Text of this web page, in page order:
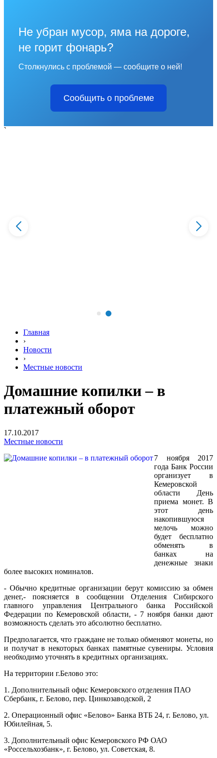
Не убран мусор, яма на дороге,
не горит фонарь?
Столкнулись с проблемой — сообщите о ней!
Сообщить о проблеме
`
Главная
›
Новости
›
Местные новости
Домашние копилки – в
платежный оборот
17.10.2017
Местные новости
7 ноября 2017
года Банк России
организует в
Кемеровской
области День
приема монет. В
этот день
накопившуюся
мелочь можно
будет бесплатно
обменять в
банках на
денежные знаки
более высоких номиналов.
- Обычно кредитные организации берут комиссию за обмен
денег,- поясняется в сообщении Отделения Сибирского
главного управления Центрального банка Российской
Федерации по Кемеровской области, - 7 ноября банки дают
возможность сделать это абсолютно бесплатно.
Предполагается, что граждане не только обменяют монеты, но
и получат в некоторых банках памятные сувениры. Условия
необходимо уточнять в кредитных организациях.
На территории г.Белово это:
1. Дополнительный офис Кемеровского отделения ПАО
Сбербанк, г. Белово, пер. Цинкозаводской, 2
2. Операционный офис «Белово» Банка ВТБ 24, г. Белово, ул.
Юбилейная, 5.
3. Дополнительный офис Кемеровского РФ ОАО
«Россельхозбанк», г. Белово, ул. Советская, 8.